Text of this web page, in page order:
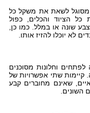
מסוגל לשאת את משקל כל
כל הציוד והכלים, כפול
שונה או במלל. כמו כן,
לא יוכלו להזיז אותו.
וחלונות מסוכנים
קיימות שתי אפשרויות של
שאינם מחוברים קבע
השונים.